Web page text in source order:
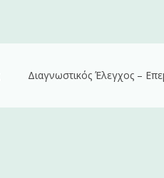
Διαγνωστικός Έλεγχος –